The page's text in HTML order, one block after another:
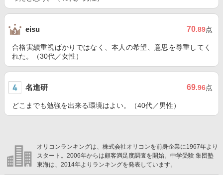
eisu 70.89点
合格実績重視ばかりではなく、本人の希望、意思を尊重してく
れた。（30代／女性）
名進研 69.96点
どこまでも勉強を出来る環境はよい。（40代／男性）
オリコンランキングは、株式会社オリコンを前身企業に1967年より
スタート。2006年からは顧客満足度調査を開始。中学受験 集団塾
東海は、2014年よりランキングを発表しています。